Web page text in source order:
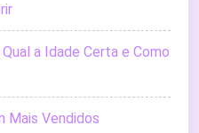
a Idade Certa e Como
Mais Vendidos